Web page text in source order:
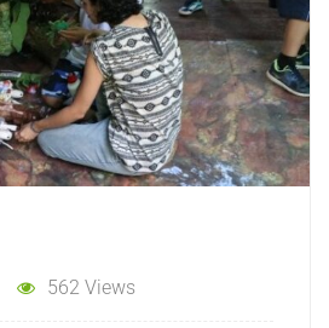
562 Views